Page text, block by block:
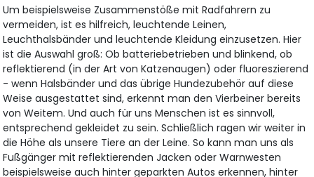
Um beispielsweise Zusammenstöße mit Radfahrern zu
vermeiden, ist es hilfreich, leuchtende Leinen,
Leuchthalsbänder und leuchtende Kleidung einzusetzen. Hier
ist die Auswahl groß: Ob batteriebetrieben und blinkend, ob
reflektierend (in der Art von Katzenaugen) oder fluoreszierend
- wenn Halsbänder und das übrige Hundezubehör auf diese
Weise ausgestattet sind, erkennt man den Vierbeiner bereits
von Weitem. Und auch für uns Menschen ist es sinnvoll,
entsprechend gekleidet zu sein. Schließlich ragen wir weiter in
die Höhe als unsere Tiere an der Leine. So kann man uns als
Fußgänger mit reflektierenden Jacken oder Warnwesten
beispielsweise auch hinter geparkten Autos erkennen, hinter